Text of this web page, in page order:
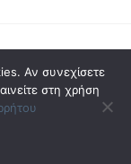
Αν συνεχίσετε
στη χρήση